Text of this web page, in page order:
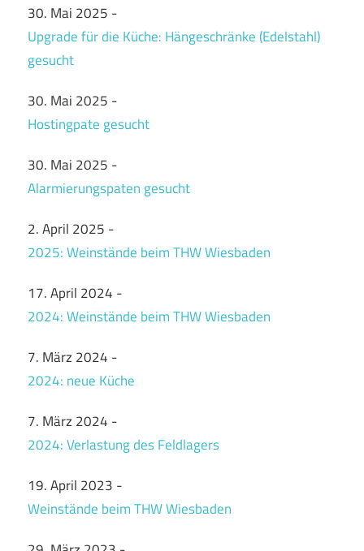
30. Mai 2025 -
Upgrade für die Küche: Hängeschränke (Edelstahl)
gesucht
30. Mai 2025 -
Hostingpate gesucht
30. Mai 2025 -
Alarmierungspaten gesucht
2. April 2025 -
2025: Weinstände beim THW Wiesbaden
17. April 2024 -
2024: Weinstände beim THW Wiesbaden
7. März 2024 -
2024: neue Küche
7. März 2024 -
2024: Verlastung des Feldlagers
19. April 2023 -
Weinstände beim THW Wiesbaden